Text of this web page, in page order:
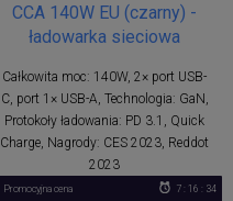
CCA 140W EU (czarny) -
ładowarka sieciowa
Całkowita moc: 140W, 2× port USB-
C, port 1× USB-A, Technologia: GaN,
Protokoły ładowania: PD 3.1, Quick
Charge, Nagrody: CES 2023, Reddot
2023
Promocyjna cena 7 : 16 : 34